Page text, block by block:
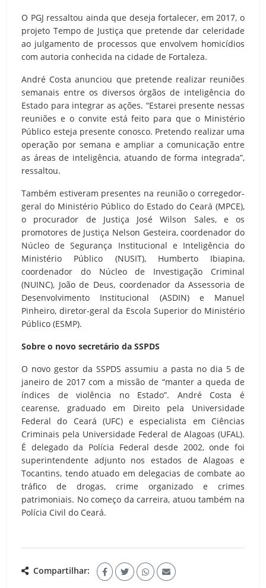
O PGJ ressaltou ainda que deseja fortalecer, em 2017, o
projeto Tempo de Justiça que pretende dar celeridade
ao julgamento de processos que envolvem homicídios
com autoria conhecida na cidade de Fortaleza.
André Costa anunciou que pretende realizar reuniões
semanais entre os diversos órgãos de inteligência do
Estado para integrar as ações. “Estarei presente nessas
reuniões e o convite está feito para que o Ministério
Público esteja presente conosco. Pretendo realizar uma
operação por semana e ampliar a comunicação entre
as áreas de inteligência, atuando de forma integrada”,
ressaltou.
Também estiveram presentes na reunião o corregedor-
geral do Ministério Público do Estado do Ceará (MPCE),
o procurador de Justiça José Wilson Sales, e os
promotores de Justiça Nelson Gesteira, coordenador do
Núcleo de Segurança Institucional e Inteligência do
Ministério Público (NUSIT), Humberto Ibiapina,
coordenador do Núcleo de Investigação Criminal
(NUINC), João de Deus, coordenador da Assessoria de
Desenvolvimento Institucional (ASDIN) e Manuel
Pinheiro, diretor-geral da Escola Superior do Ministério
Público (ESMP).
Sobre o novo secretário da SSPDS
O novo gestor da SSPDS assumiu a pasta no dia 5 de
janeiro de 2017 com a missão de “manter a queda de
índices de violência no Estado”. André Costa é
cearense, graduado em Direito pela Universidade
Federal do Ceará (UFC) e especialista em Ciências
Criminais pela Universidade Federal de Alagoas (UFAL).
É delegado da Polícia Federal desde 2002, onde foi
superintendente adjunto nos estados de Alagoas e
Tocantins, tendo atuado em delegacias de combate ao
tráfico de drogas, crime organizado e crimes
patrimoniais. No começo da carreira, atuou também na
Polícia Civil do Ceará.
Compartilhar: